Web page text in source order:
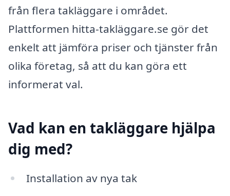
från flera takläggare i området.
Plattformen hitta-takläggare.se gör det
enkelt att jämföra priser och tjänster från
olika företag, så att du kan göra ett
informerat val.
Vad kan en takläggare hjälpa
dig med?
Installation av nya tak